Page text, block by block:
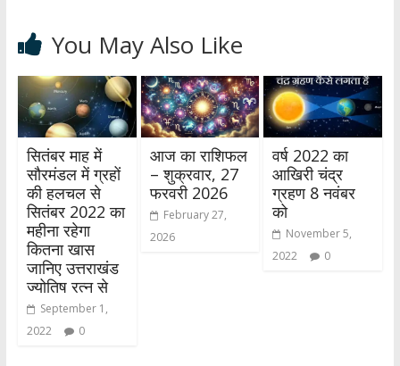
You May Also Like
सितंबर माह में
सौरमंडल में ग्रहों
की हलचल से
सितंबर 2022 का
महीना रहेगा
कितना खास
जानिए उत्तराखंड
ज्योतिष रत्न से
September 1,
2022
0
आज का राशिफल
– शुक्रवार, 27
फरवरी 2026
February 27,
2026
वर्ष 2022 का
आखिरी चंद्र
ग्रहण 8 नवंबर
को
November 5,
2022
0